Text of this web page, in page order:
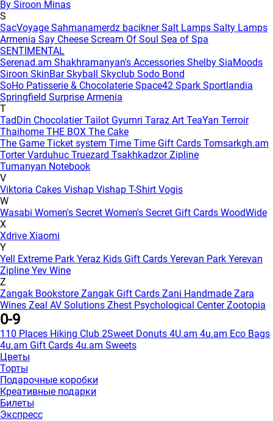
By Siroon Minas
S
SacVoyage Sahmanamerdz baciknerSalt Lamps Salty Lamps
Armenia Say Cheese Scream Of Soul Sea of Spa
SENTIMENTAL
Serenad.am Shakhramanyan's Accessories Shelby SiaMoods
Siroon SkinBarSkyball Skyclub Sodo Bond
SoHo Patisserie & Chocolaterie Space42 Spark Sportlandia
Springfield Surprise Armenia
T
TadDin ChocolatierTailot Gyumri Taraz Art TeaYan Terroir
Thaihome THE BOX The Cake
The Game Ticket system Time Time Gift Cards Tomsarkgh.am
Torter Varduhuc Truezard Tsakhkadzor Zipline
Tumanyan Notebook
V
Viktoria Cakes Vishap Vishap T-Shirt Vogis
W
Wasabi Women's Secret Women's Secret Gift Cards WoodWide
X
Xdrive Xiaomi
Y
Yell Extreme Park Yeraz Kids Gift Cards Yerevan Park Yerevan
Zipline Yev Wine
Z
Zangak Bookstore Zangak Gift Cards Zani Handmade Zara
Wines Zeal AV Solutions Zhest Psychological CenterZootopia
0-9
110 Places Hiking Club 2Sweet Donuts 4U.am 4u.am Eco Bags
4u.am Gift Cards 4u.am Sweets
Цветы
Торты
Подарочные коробки
Креативные подарки
Билеты
Экспресс